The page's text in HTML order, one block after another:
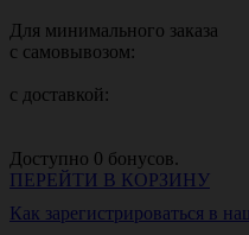
Для минимального заказа
с самовывозом:
с доставкой:
Доступно 0 бонусов.
ПЕРЕЙТИ В КОРЗИНУ
Как зарегистрироваться в